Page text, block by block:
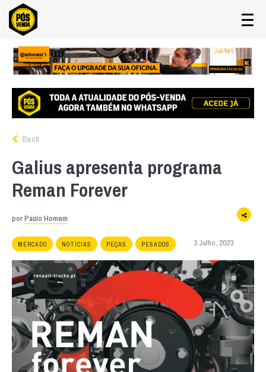
Back
Galius apresenta programa
Reman Forever
porPaulo Homem
MERCADO NOTÍCIAS PEÇAS PESADOS 3 Julho, 2023